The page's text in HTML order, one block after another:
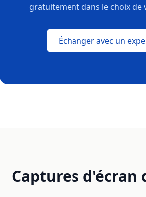
gratuitement dans le choix de
Échanger avec un
Captures d'écran